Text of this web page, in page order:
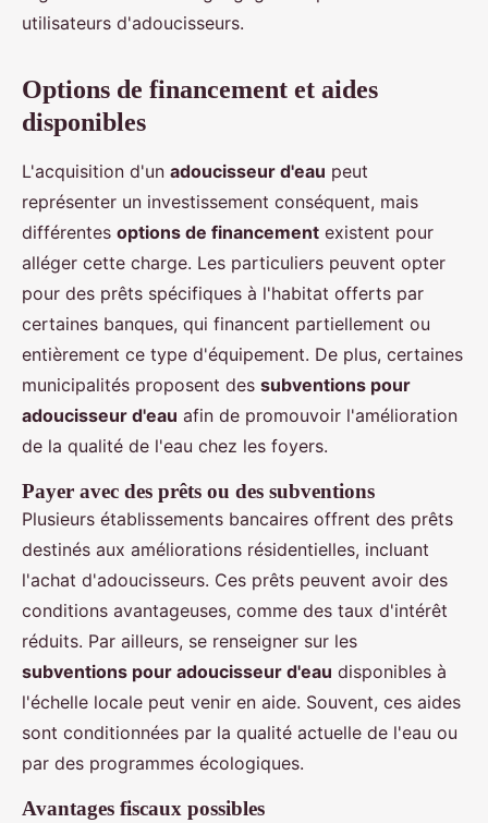
utilisateurs d'adoucisseurs.
Options de financement et aides
disponibles
L'acquisition d'un adoucisseur d'eau peut
représenter un investissement conséquent, mais
différentes options de financement existent pour
alléger cette charge. Les particuliers peuvent opter
pour des prêts spécifiques à l'habitat offerts par
certaines banques, qui financent partiellement ou
entièrement ce type d'équipement. De plus, certaines
municipalités proposent des subventions pour
adoucisseur d'eau afin de promouvoir l'amélioration
de la qualité de l'eau chez les foyers.
Payer avec des prêts ou des subventions
Plusieurs établissements bancaires offrent des prêts
destinés aux améliorations résidentielles, incluant
l'achat d'adoucisseurs. Ces prêts peuvent avoir des
conditions avantageuses, comme des taux d'intérêt
réduits. Par ailleurs, se renseigner sur les
subventions pour adoucisseur d'eau disponibles à
l'échelle locale peut venir en aide. Souvent, ces aides
sont conditionnées par la qualité actuelle de l'eau ou
par des programmes écologiques.
Avantages fiscaux possibles